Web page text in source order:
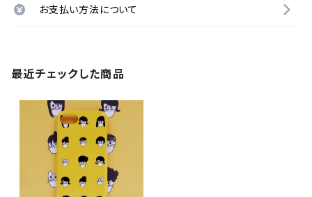
お支払い方法について
最近チェックした商品